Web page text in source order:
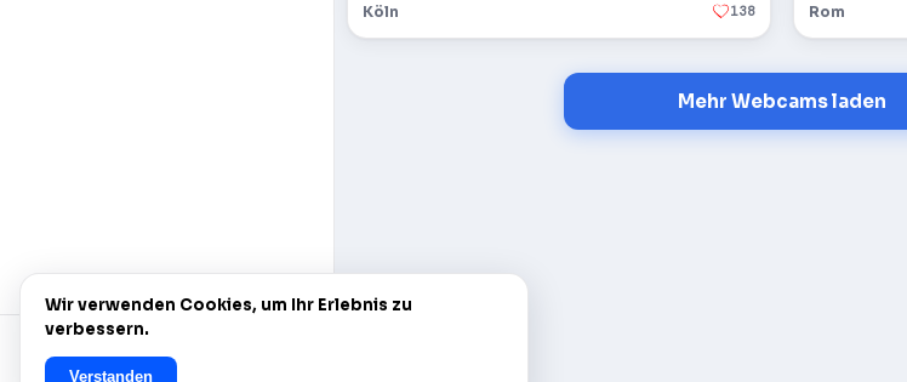
Köln 138 Rom
Mehr Webcams laden
Wir verwenden Cookies, um Ihr Erlebnis zu
verbessern.
Verstanden